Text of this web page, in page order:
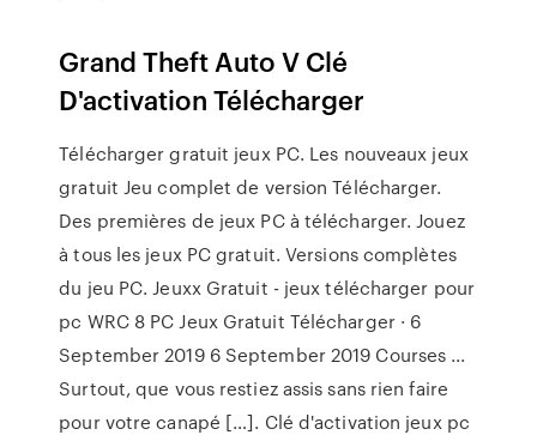
Grand Theft Auto V Clé
D'activation Télécharger
Télécharger gratuit jeux PC. Les nouveaux jeux
gratuit Jeu complet de version Télécharger.
Des premières de jeux PC à télécharger. Jouez
à tous les jeux PC gratuit. Versions complètes
du jeu PC. Jeuxx Gratuit - jeux télécharger pour
pc WRC 8 PC Jeux Gratuit Télécharger · 6
September 2019 6 September 2019 Courses ...
Surtout, que vous restiez assis sans rien faire
pour votre canapé […]. Clé d'activation jeux pc